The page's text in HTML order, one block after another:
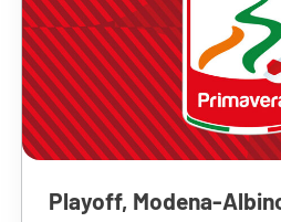
Playoff, Modena-